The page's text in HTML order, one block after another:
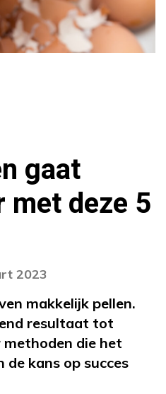
gaat
deze 5
2023
makkelijk pellen.
resultaat tot
die het
de kans op succes